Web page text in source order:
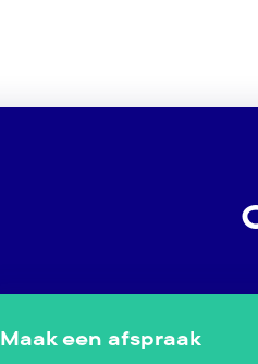
Maak een afspraak